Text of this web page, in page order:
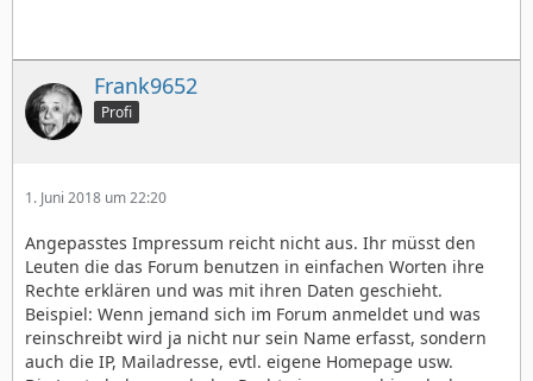
Frank9652
Profi
1. Juni 2018 um 22:20
Angepasstes Impressum reicht nicht aus. Ihr müsst den
Leuten die das Forum benutzen in einfachen Worten ihre
Rechte erklären und was mit ihren Daten geschieht.
Beispiel: Wenn jemand sich im Forum anmeldet und was
reinschreibt wird ja nicht nur sein Name erfasst, sondern
auch die IP, Mailadresse, evtl. eigene Homepage usw.